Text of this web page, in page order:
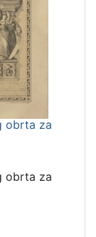
obrta za
obrta za